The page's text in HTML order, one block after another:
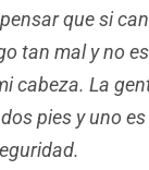
que si
tan mal y no
cabeza. La
pies y uno es